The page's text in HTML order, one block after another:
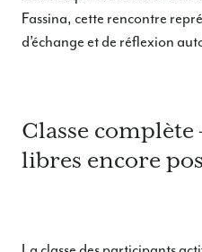
Fassina, cette rencontre
d’échange et de réflexion
Classe complète
libres encore